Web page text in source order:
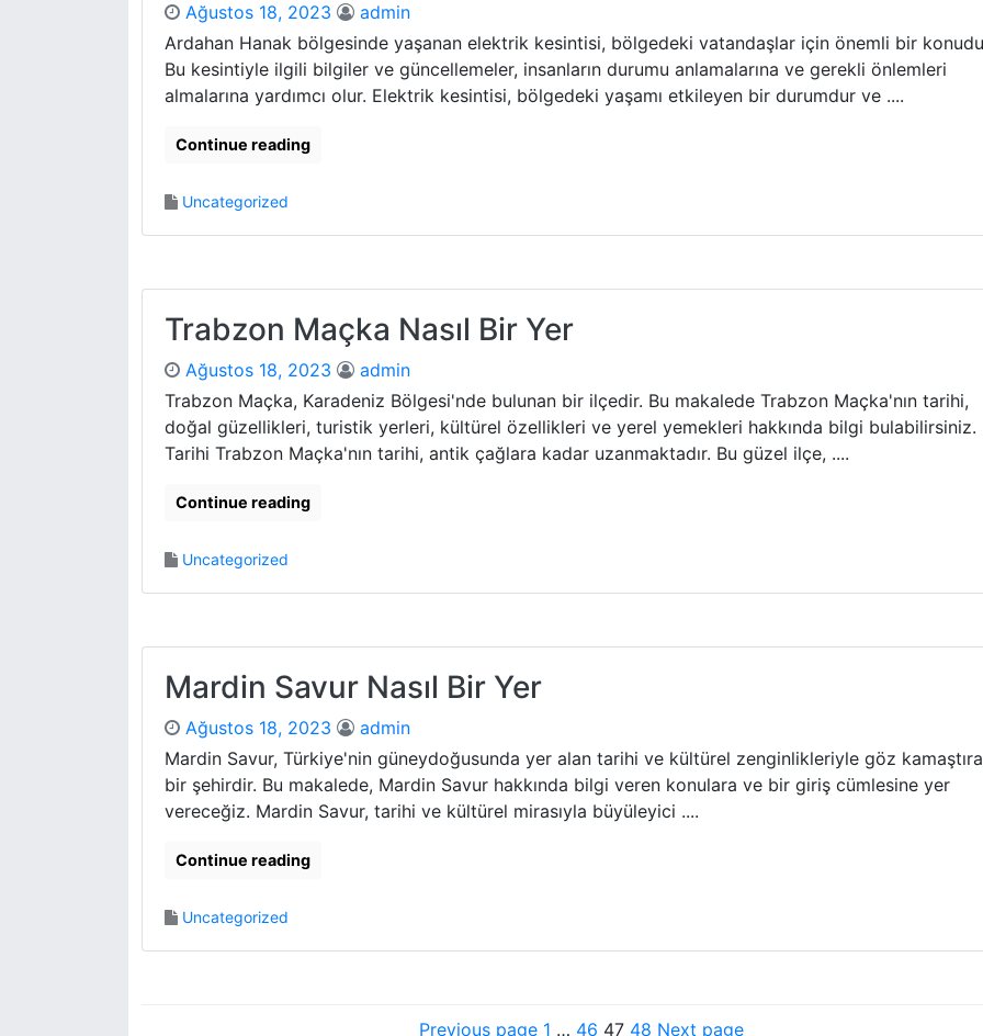
Ağustos 18, 2023
admin
Ardahan Hanak bölgesinde yaşanan elektrik kesintisi, bölgedeki vatandaşlar için önemli bir
Bu kesintiyle ilgili bilgiler ve güncellemeler, insanların durumu anlamalarına ve gerekli önlemleri
almalarına yardımcı olur. Elektrik kesintisi, bölgedeki yaşamı etkileyen bir durumdur ve ....
Continue reading
Uncategorized
Trabzon Maçka Nasıl Bir Yer
Ağustos 18, 2023
admin
Trabzon Maçka, Karadeniz Bölgesi'nde bulunan bir ilçedir. Bu makalede Trabzon Maçka'nın tarihi,
doğal güzellikleri, turistik yerleri, kültürel özellikleri ve yerel yemekleri hakkında bilgi bulabilirsiniz.
Tarihi Trabzon Maçka'nın tarihi, antik çağlara kadar uzanmaktadır. Bu güzel ilçe, ....
Continue reading
Uncategorized
Mardin Savur Nasıl Bir Yer
Ağustos 18, 2023
admin
Mardin Savur, Türkiye'nin güneydoğusunda yer alan tarihi ve kültürel zenginlikleriyle göz
bir şehirdir. Bu makalede, Mardin Savur hakkında bilgi veren konulara ve bir giriş cümlesine yer
vereceğiz. Mardin Savur, tarihi ve kültürel mirasıyla büyüleyici ....
Continue reading
Uncategorized
Previous page P
1 … P
46 P
47 P
48 Next page